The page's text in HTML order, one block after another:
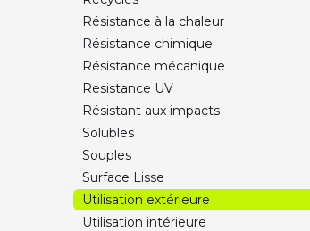
Résistance à la chaleur
Résistance chimique
Résistance mécanique
Resistance UV
Résistant aux impacts
Solubles
Souples
Surface Lisse
Utilisation extérieure
Utilisation intérieure